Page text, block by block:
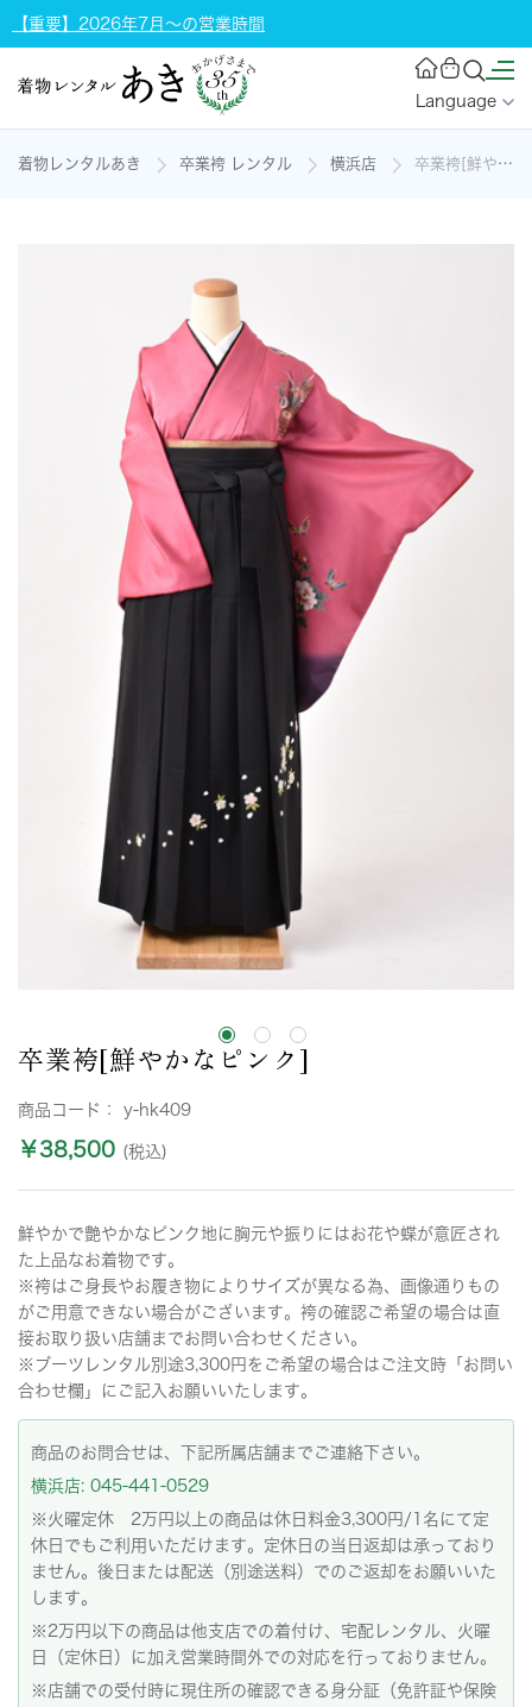
【重要】2026年7月～の営業時間
Language
着物レンタルあき 卒業袴 レンタル 横浜店 卒業袴[鮮やかなピンク]の着物レンタル
卒業袴[鮮やかなピンク]
商品コード： y-hk409
￥38,500 (税込)
鮮やかで艶やかなピンク地に胸元や振りにはお花や蝶が意匠され
た上品なお着物です。
※袴はご身長やお履き物によりサイズが異なる為、画像通りもの
がご用意できない場合がございます。袴の確認ご希望の場合は直
接お取り扱い店舗までお問い合わせください。
※ブーツレンタル別途3,300円をご希望の場合はご注文時「お問い
合わせ欄」にご記入お願いいたします。
商品のお問合せは、下記所属店舗までご連絡下さい。
横浜店: 045-441-0529
※火曜定休 2万円以上の商品は休日料金3,300円/1名にて定
休日でもご利用いただけます。定休日の当日返却は承っており
ません。後日または配送（別途送料）でのご返却をお願いいた
します。
※2万円以下の商品は他支店での着付け、宅配レンタル、火曜
日（定休日）に加え営業時間外での対応を行っておりません。
※店舗での受付時に現住所の確認できる身分証（免許証や保険